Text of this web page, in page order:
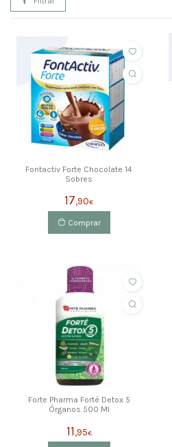
Fontactiv Forte Chocolate 14
Sobres
17,90€
Comprar
Forte Pharma Forté Detox 5
Órganos 500 Ml
11,95€